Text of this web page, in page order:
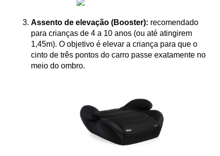
Assento de elevação (Booster): recomendado
para crianças de 4 a 10 anos (ou até atingirem
1,45m). O objetivo é elevar a criança para que o
cinto de três pontos do carro passe exatamente no
meio do ombro.